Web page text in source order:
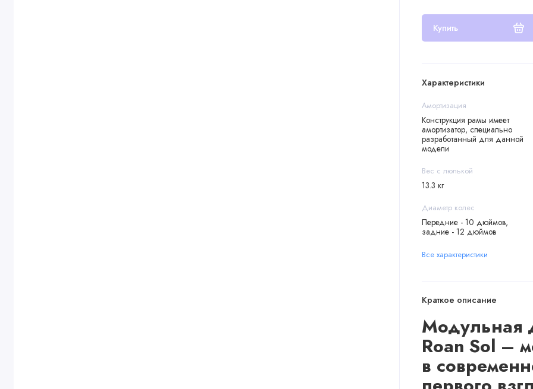
Купить
Характеристики
Амортизация
Конструкция рамы имеет
амортизатор, специально
разработанный для данной
модели
Вес с люлькой
13.3 кг
Диаметр колес
Передние - 10 дюймов,
задние - 12 дюймов
Все характеристики
Краткое описание
Модульная
Roan Sol –
в